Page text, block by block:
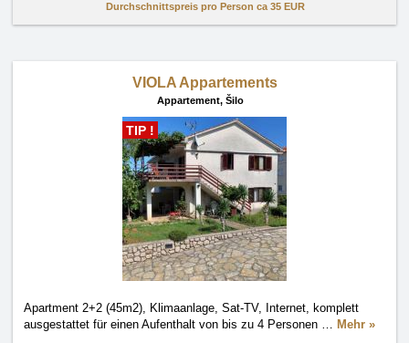
Durchschnittspreis pro Person ca 35 EUR
VIOLA Appartements
Appartement, Šilo
TIP !
Apartment 2+2 (45m2), Klimaanlage, Sat-TV, Internet, komplett
ausgestattet für einen Aufenthalt von bis zu 4 Personen … Mehr »